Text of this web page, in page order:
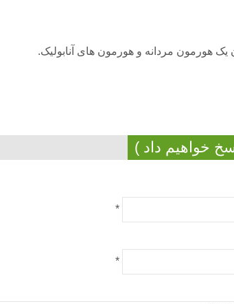
یک هورمون مردانه و هورمون های آنابولیک.
خواهیم داد )
*
*